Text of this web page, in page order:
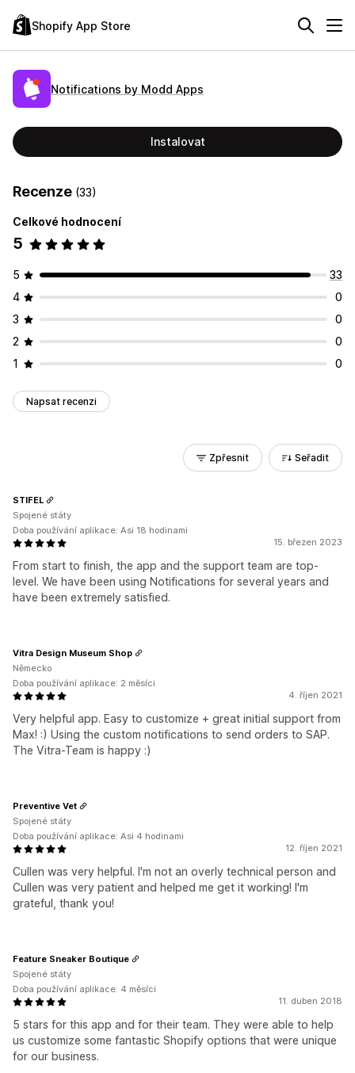
Shopify App Store
Notifications by Modd Apps
Instalovat
Recenze (33)
Celkové hodnocení
5
5
33
4
0
3
0
2
0
1
0
Napsat recenzi
Zpřesnit Seřadit
15. březen 2023
From start to finish, the app and the support team are top-
level. We have been using Notifications for several years and
have been extremely satisfied.
STIFEL
Spojené státy
Doba používání aplikace: Asi 18 hodinami
4. říjen 2021
Very helpful app. Easy to customize + great initial support from
Max! :) Using the custom notifications to send orders to SAP.
The Vitra-Team is happy :)
Vitra Design Museum Shop
Německo
Doba používání aplikace: 2 měsíci
12. říjen 2021
Cullen was very helpful. I'm not an overly technical person and
Cullen was very patient and helped me get it working! I'm
grateful, thank you!
Preventive Vet
Spojené státy
Doba používání aplikace: Asi 4 hodinami
11. duben 2018
5 stars for this app and for their team. They were able to help
us customize some fantastic Shopify options that were unique
for our business.
Feature Sneaker Boutique
Spojené státy
Doba používání aplikace: 4 měsíci